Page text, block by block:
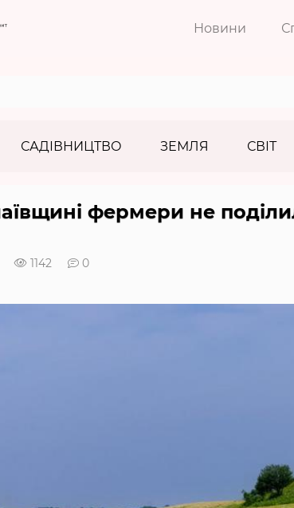
Новини
САДІВНИЦТВО ЗЕМЛЯ СВІТ
фермери не
1142 0